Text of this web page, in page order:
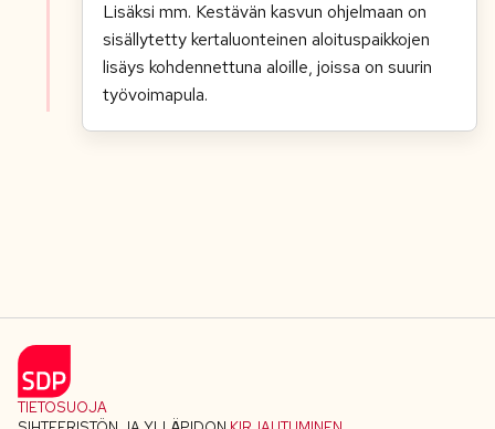
Lisäksi mm. Kestävän kasvun ohjelmaan on
sisällytetty kertaluonteinen aloituspaikkojen
lisäys kohdennettuna aloille, joissa on suurin
työvoimapula.
TIETOSUOJA